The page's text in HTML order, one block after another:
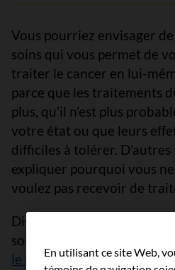
Vous pourriez envisager
soins qui vous permet de
traiter le cancer en lui-
parce que les traitements
plus, qu’il n’est plus
votre état ou que leurs
difficiles à tolérer.
expliquer pourquoi vous
voulez pas recevoir de
Discutez avec les membres
soins. Ils peuvent vous aider
le traitement pour un
En utilisant ce site Web,